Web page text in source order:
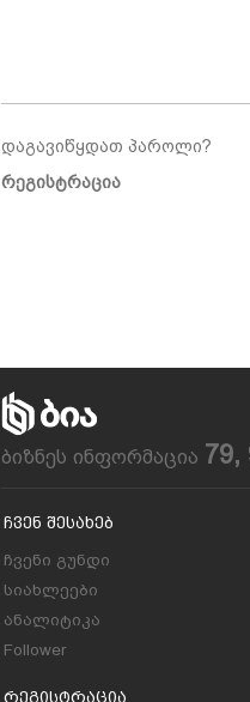
დაგავიწყდათ პაროლი?
რეგისტრაცია
ბიზნეს ინფორმაცია 79,
Ჩვენ Შესახებ
ჩვენი გუნდი
სიახლეები
ანალიტიკა
Follower
Რეგისტრაცია